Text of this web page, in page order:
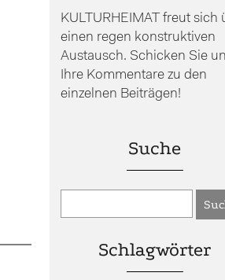
KULTURHEIMAT freut sich
einen regen konstruktiven
Austausch. Schicken Sie
Ihre Kommentare zu den
einzelnen Beiträgen!
Suche
Schlagwörter